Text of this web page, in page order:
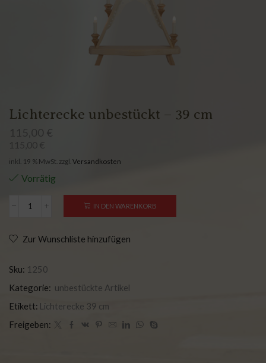
Lichterecke unbestückt – 39 cm
115,00 €
115,00 €
inkl. 19 % MwSt. zzgl. Versandkosten
Vorrätig
IN DEN WARENKORB
Zur Wunschliste hinzufügen
Sku: 1250
Kategorie: unbestückte Artikel
Etikett: Lichterecke 39 cm
Freigeben: